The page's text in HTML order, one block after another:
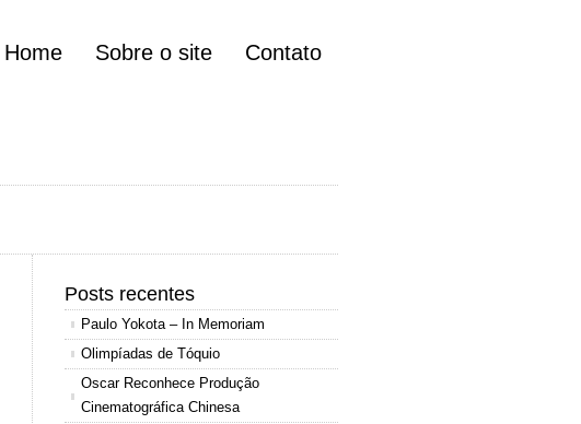
Home Sobre o site Contato
Posts recentes
Paulo Yokota – In Memoriam
Olimpíadas de Tóquio
Oscar Reconhece Produção
Cinematográfica Chinesa